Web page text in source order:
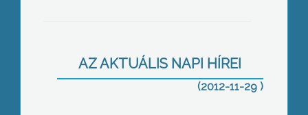
AZ AKTUÁLIS NAPI HÍREI
(2012-11-29 )
bérlakás-rendeletet módosítják